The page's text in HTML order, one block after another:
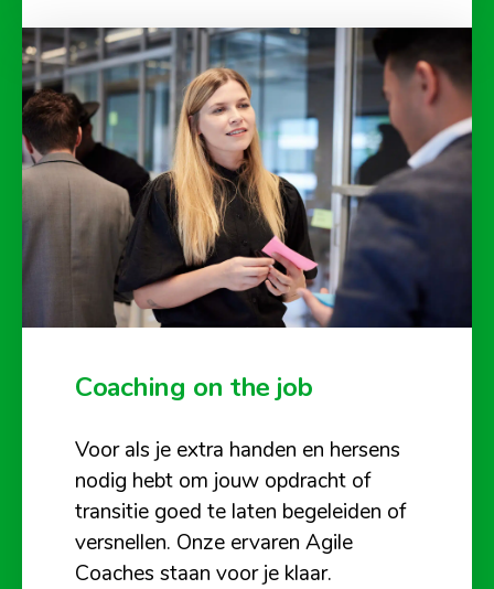
Coaching on the job
Voor als je extra handen en hersens
nodig hebt om jouw opdracht of
transitie goed te laten begeleiden of
versnellen. Onze ervaren Agile
Coaches staan voor je klaar.